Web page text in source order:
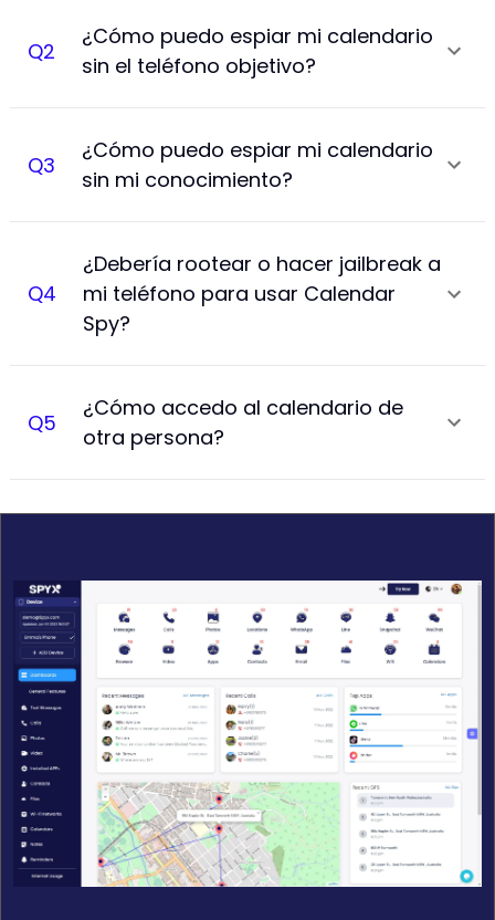
Q2
¿Cómo puedo espiar mi calendario
sin el teléfono objetivo?
Q3
¿Cómo puedo espiar mi calendario
sin mi conocimiento?
Q4
¿Debería rootear o hacer jailbreak a
mi teléfono para usar Calendar
Spy?
Q5
¿Cómo accedo al calendario de
otra persona?